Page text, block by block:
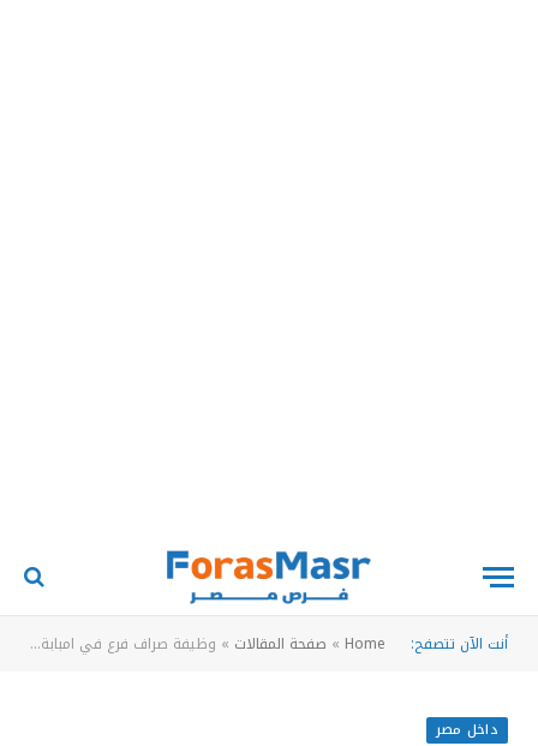
أنت الآن تتصفح: Home
» صفحة المقالات » وظيفة صراف فرع في امبابة – فرصة عمل مميزة براتب حتى 6500 جنيه وتأمينات
داخل مصر